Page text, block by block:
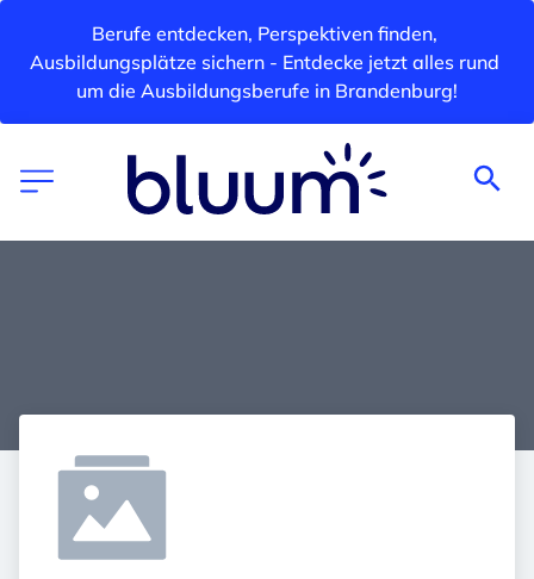
Berufe entdecken, Perspektiven finden,
Ausbildungsplätze sichern - Entdecke jetzt alles rund
um die Ausbildungsberufe in Brandenburg!